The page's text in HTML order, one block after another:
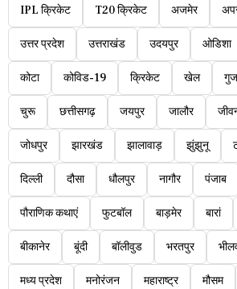
IPL क्रिकेट T20 क्रिकेट अजमेर
उत्तर प्रदेश उत्तराखंड उदयपुर ओडिशा
कोटा कोविड-19 क्रिकेट खेल
चुरू छत्तीसगढ़ जयपुर जालौर
जोधपुर झारखंड झालावाड़ झुंझुनू
दिल्ली दौसा धौलपुर नागौर पंजाब
पौराणिक कथाएं फुटबॉल बाड़मेर बारां
बीकानेर बूंदी बॉलीवुड भरतपुर
मध्य प्रदेश मनोरंजन महाराष्ट्र मौसम